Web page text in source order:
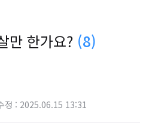
만 한가요? (8)
정 : 2025.06.15 13:31